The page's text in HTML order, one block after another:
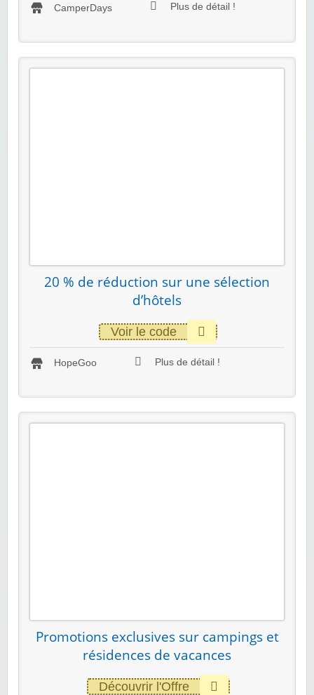
CamperDays Plus de détail !
20 % de réduction sur une sélection
d’hôtels
Voir le code
HopeGoo Plus de détail !
Promotions exclusives sur campings et
résidences de vacances
Découvrir l'Offre